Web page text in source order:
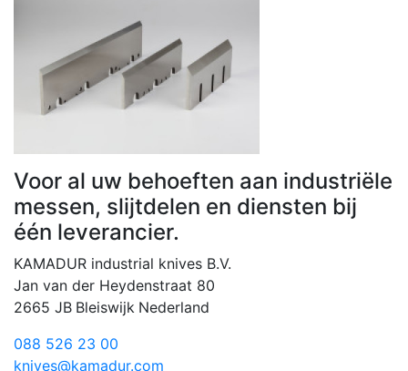
Voor al uw behoeften aan industriële
messen, slijtdelen en diensten bij
één leverancier.
KAMADUR industrial knives B.V.
Jan van der Heydenstraat 80
2665 JB Bleiswijk Nederland
088 526 23 00
knives@kamadur.com